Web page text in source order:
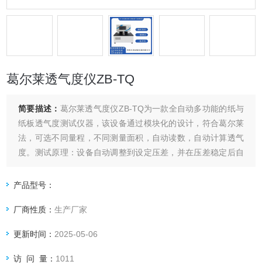
葛尔莱透气度仪ZB-TQ
简要描述： 葛尔莱透气度仪ZB-TQ为一款全自动多功能的纸与
纸板透气度测试仪器，该设备通过模块化的设计，符合葛尔莱
法，可选不同量程，不同测量面积，自动读数，自动计算透气
度。测试原理：设备自动调整到设定压差，并在压差稳定后自
产品型号：
厂商性质：生产厂家
更新时间： 2025-05-06
访 问 量： 1011